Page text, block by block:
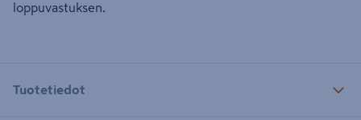
loppuvastuksen.
Tuotetiedot